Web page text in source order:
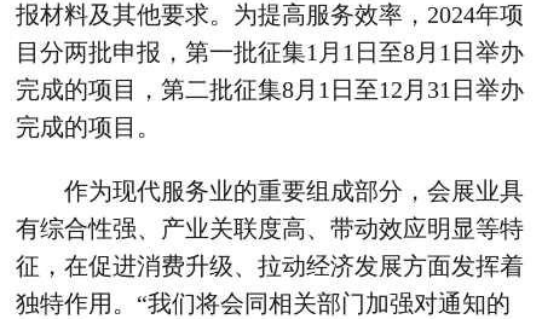
报材料及其他要求。为提高服务效率，2024年项
目分两批申报，第一批征集1月1日至8月1日举办
完成的项目，第二批征集8月1日至12月31日举办
完成的项目。
作为现代服务业的重要组成部分，会展业具
有综合性强、产业关联度高、带动效应明显等特
征，在促进消费升级、拉动经济发展方面发挥着
独特作用。“我们将会同相关部门加强对通知的